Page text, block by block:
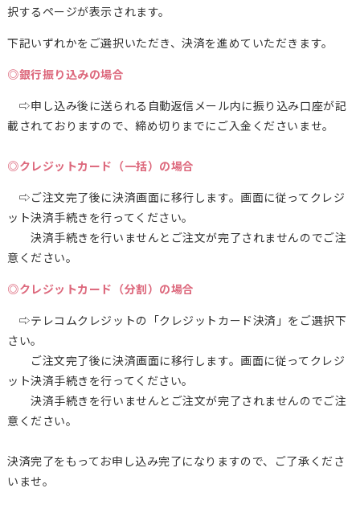
択するページが表示されます。
下記いずれかをご選択いただき、決済を進めていただきます。
◎銀行振り込みの場合
⇨申し込み後に送られる自動返信メール内に振り込み口座が記
載されておりますので、締め切りまでにご入金くださいませ。
◎クレジットカード（一括）の場合
⇨ご注文完了後に決済画面に移行します。画面に従ってクレジ
ット決済手続きを行ってください。
決済手続きを行いませんとご注文が完了されませんのでご注
意ください。
◎クレジットカード（分割）の場合
⇨テレコムクレジットの「クレジットカード決済」をご選択下
さい。
ご注文完了後に決済画面に移行します。画面に従ってクレジ
ット決済手続きを行ってください。
決済手続きを行いませんとご注文が完了されませんのでご注
意ください。
決済完了をもってお申し込み完了になりますので、ご了承くださ
いませ。